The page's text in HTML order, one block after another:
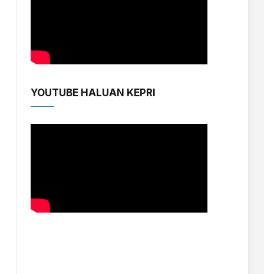
YOUTUBE HALUAN KEPRI